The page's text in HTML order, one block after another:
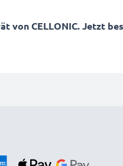
von CELLONIC. Jetzt